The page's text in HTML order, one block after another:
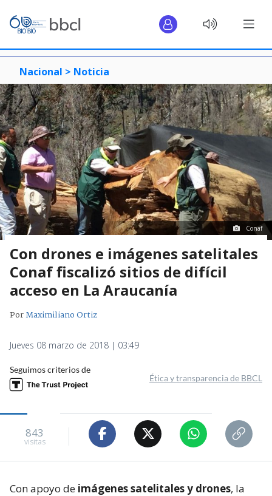
Nacional > Noticia
Conaf
Con drones e imágenes satelitales
Conaf fiscalizó sitios de difícil
acceso en La Araucanía
PorMaximiliano Ortiz
Jueves 08 marzo de 2018 | 03:49
Seguimos criterios de
Ética y transparencia de BBCL
843
visitas
Con apoyo de imágenes satelitales y drones, la